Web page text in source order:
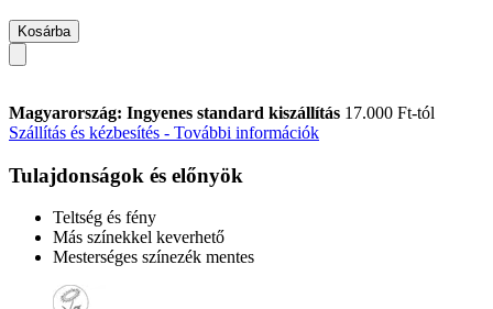
Kosárba
Magyarország: Ingyenes standard kiszállítás 17.000 Ft-tól
Szállítás és kézbesítés - További információk
Tulajdonságok és előnyök
Teltség és fény
Más színekkel keverhető
Mesterséges színezék mentes